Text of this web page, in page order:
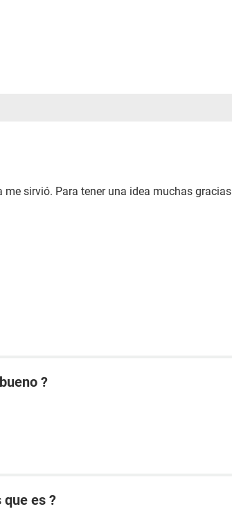
sirvió. Para tener una idea muchas gracias
?
es ?